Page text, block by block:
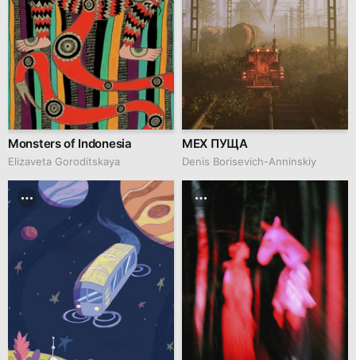
Monsters of Indonesia
Elizaveta Goroditskaya
МЕХ ПУЩА
Denis Borisevich-Anninskiy